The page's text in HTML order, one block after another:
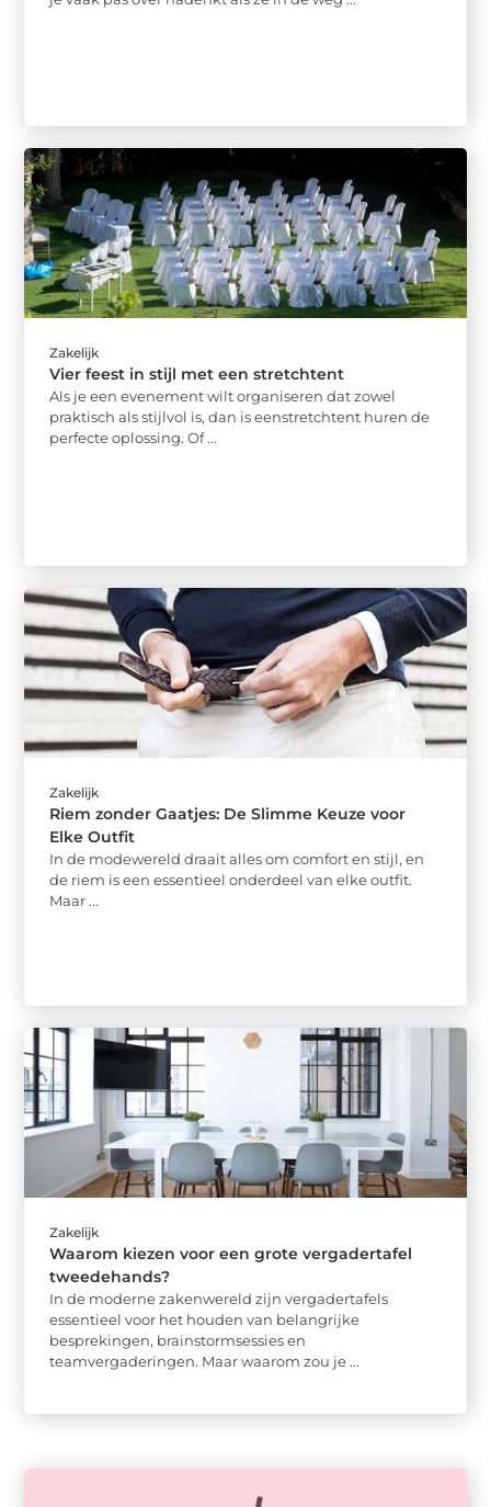
Zakelijk
Vier feest in stijl met een stretchtent
Als je een evenement wilt organiseren dat zowel
praktisch als stijlvol is, dan is eenstretchtent huren de
perfecte oplossing. Of ...
Zakelijk
Riem zonder Gaatjes: De Slimme Keuze voor
Elke Outfit
In de modewereld draait alles om comfort en stijl, en
de riem is een essentieel onderdeel van elke outfit.
Maar ...
Zakelijk
Waarom kiezen voor een grote vergadertafel
tweedehands?
In de moderne zakenwereld zijn vergadertafels
essentieel voor het houden van belangrijke
besprekingen, brainstormsessies en
teamvergaderingen. Maar waarom zou je ...